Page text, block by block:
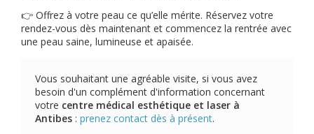
👉 Offrez à votre peau ce qu’elle mérite. Réservez votre
rendez-vous dès maintenant et commencez la rentrée avec
une peau saine, lumineuse et apaisée.
Vous souhaitant une agréable visite, si vous avez
besoin d'un complément d'information concernant
votre centre médical esthétique et laser à
Antibes : prenez contact dès à présent.